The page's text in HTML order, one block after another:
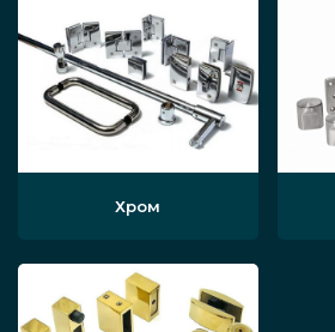
Хром